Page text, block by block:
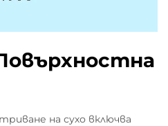
на сухо включва